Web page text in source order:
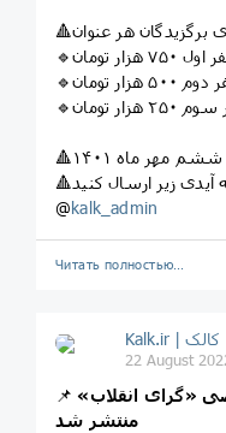
برگزیدگان هر عنوان
اول ۷۵۰ هزار تومان
دوم ۵۰۰ هزار تومان
۲۵۰ هزار تومان
مهر ماه ۱۴۰۱
آیدی زیر ارسال کنید
@kalk_admin
Читать полностью…
Kalk.ir | کالک
22 August
📌«گرای انقلاب»
منتشر شد